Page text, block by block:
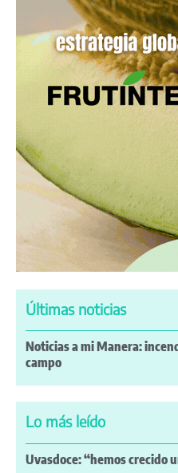
Últimas noticias
Noticias a mi Manera:
campo
Lo más leído
Uvasdoce: “hemos crecido